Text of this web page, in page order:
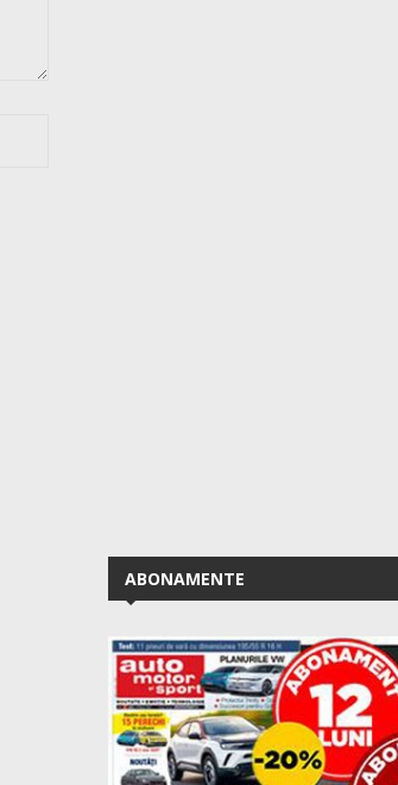
ABONAMENTE